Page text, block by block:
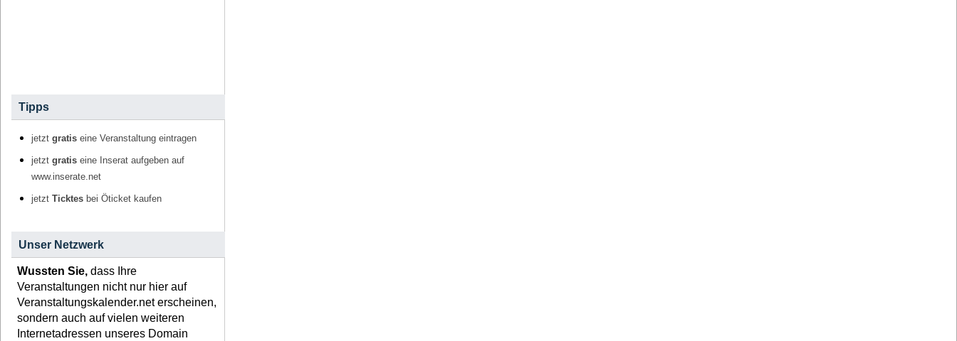
Tipps
jetzt gratis eine Veranstaltung eintragen
jetzt gratis eine Inserat aufgeben auf
www.inserate.net
jetzt Ticktes bei Öticket kaufen
Unser Netzwerk
Wussten Sie, dass Ihre
Veranstaltungen nicht nur hier auf
Veranstaltungskalender.net erscheinen,
sondern auch auf vielen weiteren
Internetadressen unseres Domain